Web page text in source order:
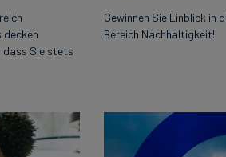
decken
Sie stets
Gewinnen Sie Einblick in
Bereich Nachhaltigkeit!